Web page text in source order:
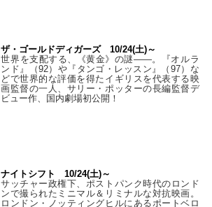
ザ・ゴールドディガーズ 10/24(土)～
世界を支配する、《黄金》の謎――。『オルラ
ンド』（92）や『タンゴ・レッスン』（97）な
どで世界的な評価を得たイギリスを代表する映
画監督の一人、サリー・ポッターの長編監督デ
ビュー作、国内劇場初公開！
ナイトシフト 10/24(土)～
サッチャー政権下、ポストパンク時代のロンド
ンで撮られたミニマル＆リミナルな対抗映画。
ロンドン・ノッティングヒルにあるポートベロ